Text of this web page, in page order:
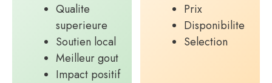
Qualite
superieure
Soutien local
Meilleur gout
Impact positif
Prix
Disponibilite
Selection